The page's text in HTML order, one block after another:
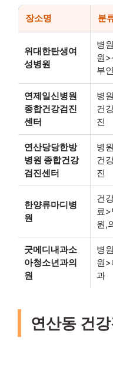
장소명 분
위대한탄생여
성병원
병
원
부
연제일신병원
종합건강검진
센터
병
건
진
연산당당한방
병원 종합건강
검진센터
병
건
진
한양류마디병
원
건
료>
원,
굿메디내과소
아청소년과의
원
병
원>
과
연산동 건